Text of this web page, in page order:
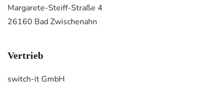
Margarete-Steiff-Straße 4
26160 Bad Zwischenahn
Vertrieb
switch-it GmbH